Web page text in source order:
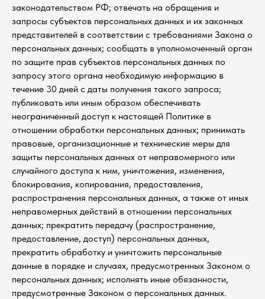
законодательством РФ; отвечать на обращения и
запросы субъектов персональных данных и их законных
представителей в соответствии с требованиями Закона о
персональных данных; сообщать в уполномоченный орган
по защите прав субъектов персональных данных по
запросу этого органа необходимую информацию в
течение 30 дней с даты получения такого запроса;
публиковать или иным образом обеспечивать
неограниченный доступ к настоящей Политике в
отношении обработки персональных данных; принимать
правовые, организационные и технические меры для
защиты персональных данных от неправомерного или
случайного доступа к ним, уничтожения, изменения,
блокирования, копирования, предоставления,
распространения персональных данных, а также от иных
неправомерных действий в отношении персональных
данных; прекратить передачу (распространение,
предоставление, доступ) персональных данных,
прекратить обработку и уничтожить персональные
данные в порядке и случаях, предусмотренных Законом о
персональных данных; исполнять иные обязанности,
предусмотренные Законом о персональных данных.